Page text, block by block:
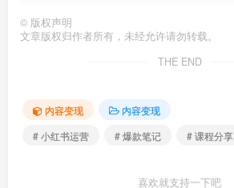
© 版权声明
文章版权归作者所有，未经允许请勿转载。
THE END
内容变现
内容变现
# 小红书运营
# 爆款笔记 # 课程分享
喜欢就支持一下吧